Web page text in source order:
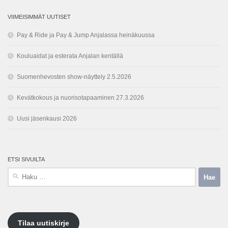
VIIMEISIMMÄT UUTISET
Pay & Ride ja Pay & Jump Anjalassa heinäkuussa
Kouluaidat ja esterata Anjalan kentällä
Suomenhevosten show-näyttely 2.5.2026
Kevätkokous ja nuorisotapaaminen 27.3.2026
Uusi jäsenkausi 2026
ETSI SIVUILTA
Tilaa uutiskirje